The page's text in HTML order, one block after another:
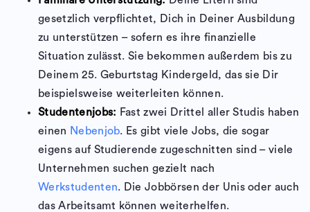
gesetzlich verpflichtet, Dich in Deiner Ausbildung
zu unterstützen – sofern es ihre finanzielle
Situation zulässt. Sie bekommen außerdem bis zu
Deinem 25. Geburtstag Kindergeld, das sie Dir
beispielsweise weiterleiten können.
Studentenjobs: Fast zwei Drittel aller Studis haben
einen Nebenjob. Es gibt viele Jobs, die sogar
eigens auf Studierende zugeschnitten sind – viele
Unternehmen suchen gezielt nach
Werkstudenten. Die Jobbörsen der Unis oder auch
das Arbeitsamt können weiterhelfen.